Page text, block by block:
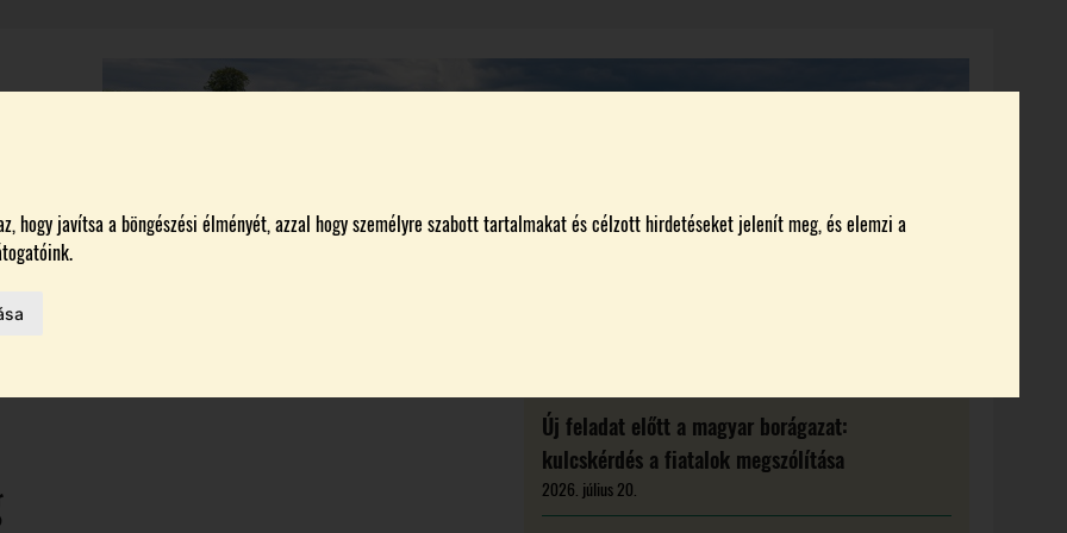
hogy javítsa a böngészési élményét, azzal hogy személyre szabott tartalmakat és célzott hirdetéseket jelenít meg, és elemzi a
BORÁSZATOK MAGYARORSZÁG LEGSZEBB SZŐLŐBIRTOKA 2026 KI KICSODA RENDEZVÉNYEK MAGAZIN
BORTERMELŐK
Új feladat előtt a magyar borágazat:
kulcskérdés a fiatalok megszólítása
2026. július 20.